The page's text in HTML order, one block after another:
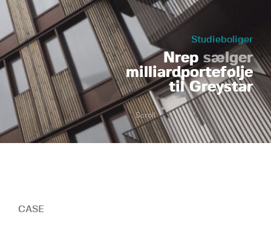
Studieboliger
Nrep sælger
milliardportefølje
til Greystar
Scroll
CASE